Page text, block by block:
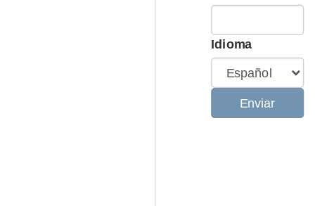
Idioma
Enviar